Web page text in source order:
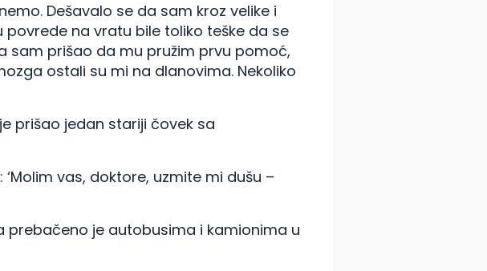
Dešavalo se da sam kroz velike i
na vratu bile toliko teške da se
sam prišao da mu pružim prvu pomoć,
ostali su mi na dlanovima. Nekoliko
prišao jedan stariji čovek sa
vas, doktore, uzmite mi dušu –
prebačeno je autobusima i kamionima u